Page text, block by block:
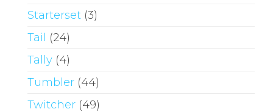
Starterset (3)
Tail
(24)
Tally (4)
Tumbler (44)
Twitcher (49)